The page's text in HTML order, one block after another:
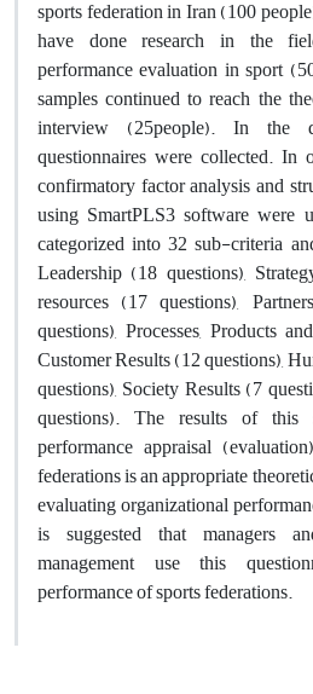
sports federation in Iran (100
have done research in the
performance evaluation in sport
samples continued to reach the
interview (25people). In the
questionnaires were collected. In
confirmatory factor analysis and
using SmartPLS3 software were
categorized into 32 sub-criteria
Leadership (18 questions),
resources (17 questions),
questions), Processes, Products
Customer Results (12 questions),
questions), Society Results (7
questions). The results of
performance appraisal
federations is an appropriate
evaluating organizational
is suggested that managers
management use this
performance of sports federations.